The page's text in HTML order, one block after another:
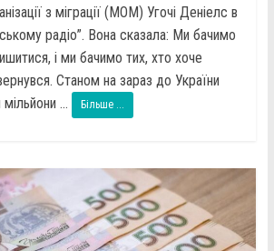
з міграції (МОМ) Угочі Деніелс в
радіо”. Вона сказала: Ми бачимо
і ми бачимо тих, хто хоче
Станом на зараз до України
...
Більше ...